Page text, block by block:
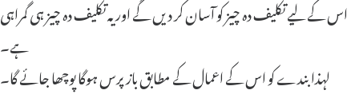
اس کے لیے تکلیف دہ چیز کو آسان کر دیں گے اور یہ تکلیف دہ چیز ہی گمراہی
ہے۔
لہذا بندے کو اس کے اعمال کے مطابق باز پرس ہوگا پوچھا جائے گا۔